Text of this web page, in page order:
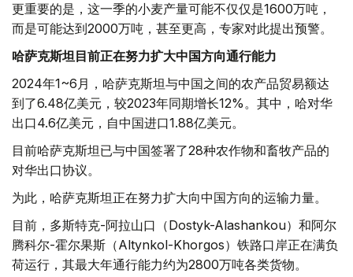
更重要的是，这一季的小麦产量可能不仅仅是1600万吨，
而是可能达到2000万吨，甚至更高，专家对此提出预警。
哈萨克斯坦目前正在努力扩大中国方向通行能力
2024年1~6月，哈萨克斯坦与中国之间的农产品贸易额达
到了6.48亿美元，较2023年同期增长12%。其中，哈对华
出口4.6亿美元，自中国进口1.88亿美元。
目前哈萨克斯坦已与中国签署了28种农作物和畜牧产品的
对华出口协议。
为此，哈萨克斯坦正在努力扩大向中国方向的运输力量。
目前，多斯特克-阿拉山口（Dostyk-Alashankou）和阿尔
腾科尔-霍尔果斯（Altynkol-Khorgos）铁路口岸正在满负
荷运行，其最大年通行能力约为2800万吨各类货物。